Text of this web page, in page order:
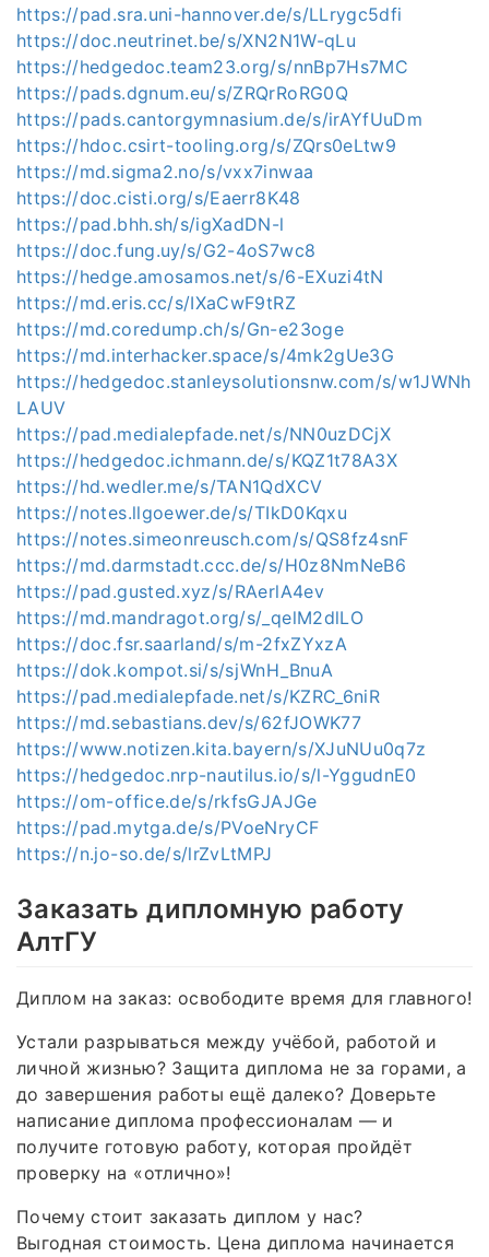
https://pad.sra.uni-hannover.de/s/LLrygc5dfi
https://doc.neutrinet.be/s/XN2N1W-qLu
https://hedgedoc.team23.org/s/nnBp7Hs7MC
https://pads.dgnum.eu/s/ZRQrRoRG0Q
https://pads.cantorgymnasium.de/s/irAYfUuDm
https://hdoc.csirt-tooling.org/s/ZQrs0eLtw9
https://md.sigma2.no/s/vxx7inwaa
https://doc.cisti.org/s/Eaerr8K48
https://pad.bhh.sh/s/igXadDN-l
https://doc.fung.uy/s/G2-4oS7wc8
https://hedge.amosamos.net/s/6-EXuzi4tN
https://md.eris.cc/s/IXaCwF9tRZ
https://md.coredump.ch/s/Gn-e23oge
https://md.interhacker.space/s/4mk2gUe3G
https://hedgedoc.stanleysolutionsnw.com/s/w1JWNh
LAUV
https://pad.medialepfade.net/s/NN0uzDCjX
https://hedgedoc.ichmann.de/s/KQZ1t78A3X
https://hd.wedler.me/s/TAN1QdXCV
https://notes.llgoewer.de/s/TIkD0Kqxu
https://notes.simeonreusch.com/s/QS8fz4snF
https://md.darmstadt.ccc.de/s/H0z8NmNeB6
https://pad.gusted.xyz/s/RAerlA4ev
https://md.mandragot.org/s/_qelM2dlLO
https://doc.fsr.saarland/s/m-2fxZYxzA
https://dok.kompot.si/s/sjWnH_BnuA
https://pad.medialepfade.net/s/KZRC_6niR
https://md.sebastians.dev/s/62fJOWK77
https://www.notizen.kita.bayern/s/XJuNUu0q7z
https://hedgedoc.nrp-nautilus.io/s/l-YggudnE0
https://om-office.de/s/rkfsGJAJGe
https://pad.mytga.de/s/PVoeNryCF
https://n.jo-so.de/s/lrZvLtMPJ
Заказать дипломную работу
АлтГУ
Диплом на заказ: освободите время для главного!
Устали разрываться между учёбой, работой и
личной жизнью? Защита диплома не за горами, а
до завершения работы ещё далеко? Доверьте
написание диплома профессионалам — и
получите готовую работу, которая пройдёт
проверку на «отлично»!
Почему стоит заказать диплом у нас?
Выгодная стоимость. Цена диплома начинается